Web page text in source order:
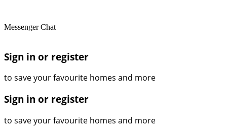
Messenger Chat
Sign in or register
to save your favourite homes and more
Sign in or register
to save your favourite homes and more